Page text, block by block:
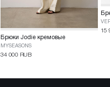
Брюки Jodie кремовые
MYSEASONS
34 000 RUB
15